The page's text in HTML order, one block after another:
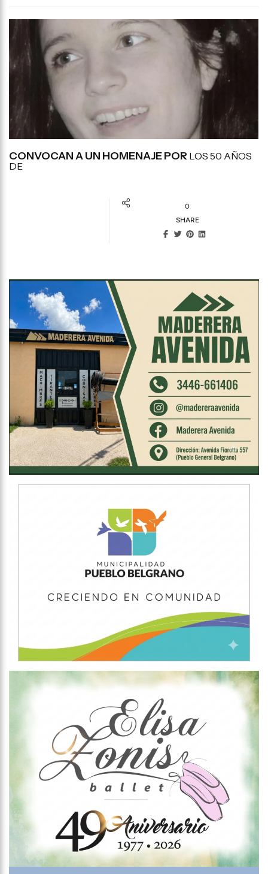
CONVOCAN A UN HOMENAJE POR LOS 50 AÑOS
DE
0
SHARE